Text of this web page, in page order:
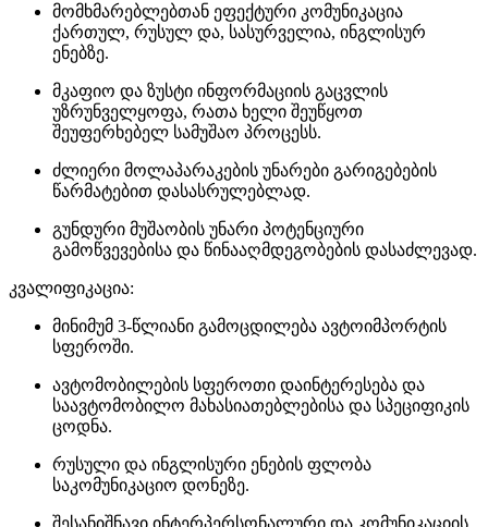
მომხმარებლებთან ეფექტური კომუნიკაცია
ქართულ, რუსულ და, სასურველია, ინგლისურ
ენებზე.
მკაფიო და ზუსტი ინფორმაციის გაცვლის
უზრუნველყოფა, რათა ხელი შეუწყოთ
შეუფერხებელ სამუშაო პროცესს.
ძლიერი მოლაპარაკების უნარები გარიგებების
წარმატებით დასასრულებლად.
გუნდური მუშაობის უნარი პოტენციური
გამოწვევებისა და წინააღმდეგობების დასაძლევად.
კვალიფიკაცია:
მინიმუმ 3-წლიანი გამოცდილება ავტოიმპორტის
სფეროში.
ავტომობილების სფეროთი დაინტერესება და
საავტომობილო მახასიათებლებისა და სპეციფიკის
ცოდნა.
რუსული და ინგლისური ენების ფლობა
საკომუნიკაციო დონეზე.